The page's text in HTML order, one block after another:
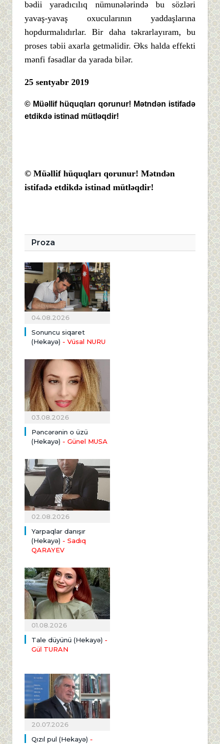
bədii yaradıcılıq nümunələrində bu sözləri
yavaş-yavaş oxucularının yaddaşlarına
hopdurmalıdırlar. Bir daha təkrarlayıram, bu
proses təbii axarla getməlidir. Əks halda effekti
mənfi fəsadlar da yarada bilər.
25 sentyabr 2019
© Müəllif hüquqları qorunur! Mətndən istifadə
etdikdə istinad mütləqdir!
© Müəllif hüquqları qorunur! Mətndən
istifadə etdikdə istinad mütləqdir!
Proza
04.08.2026
Sonuncu siqaret
(Hekayə) - Vüsal NURU
03.08.2026
Pəncərənin o üzü
(Hekayə) - Günel MUSA
02.08.2026
Yarpaqlar danışır
(Hekayə) - Sadıq
QARAYEV
01.08.2026
Tale düyünü (Hekayə) -
Gül TURAN
20.07.2026
Qızıl pul (Hekayə) -